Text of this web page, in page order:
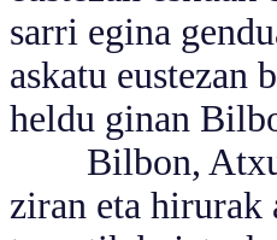
sarri egina
askatu eustezan
heldu ginan
Bilbon,
ziran eta hirurak